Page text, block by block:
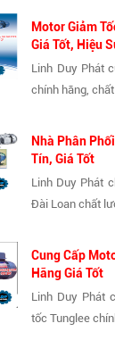
Motor Giảm
Giá Tốt, Hiệu
Linh Duy Phát
chính hãng, chất
Nhà Phân
Tín, Giá Tốt
Linh Duy Phát
Đài Loan chất
Cung Cấp
Hãng Giá Tốt
Linh Duy Phát
tốc Tunglee